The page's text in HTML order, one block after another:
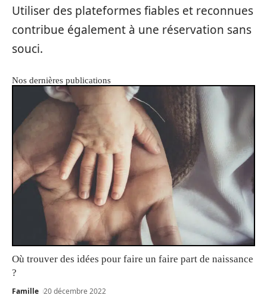
Utiliser des plateformes fiables et reconnues
contribue également à une réservation sans
souci.
Nos dernières publications
Où trouver des idées pour faire un faire part de naissance
?
Famille 20 décembre 2022